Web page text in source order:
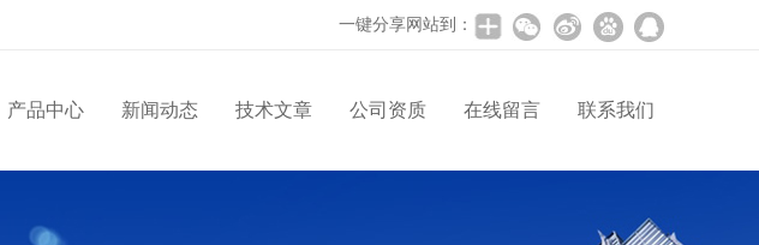
一键分享网站到：
产品中心 新闻动态 技术文章 公司资质 在线留言 联系我们